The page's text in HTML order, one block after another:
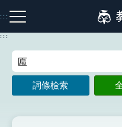
到
主
:::
注音索引圖示 筆畫
:::
詞條檢索